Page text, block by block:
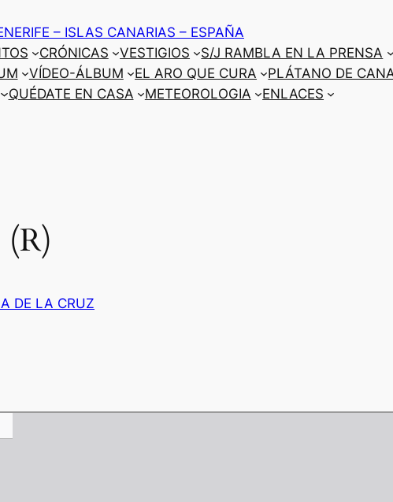
– ISLAS CANARIAS – ESPAÑA
CRÓNICAS VESTIGIOS S/J RAMBLA EN LA PRENSA
VÍDEO-ÁLBUM EL ARO QUE CURA PLÁTANO DE
QUÉDATE EN CASA METEOROLOGIA ENLACES
DE LA CRUZ